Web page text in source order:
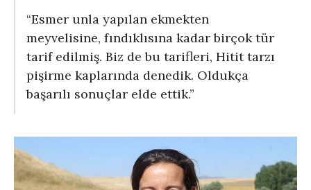
“Esmer unla yapılan ekmekten
meyvelisine, fındıklısına kadar birçok tür
tarif edilmiş. Biz de bu tarifleri, Hitit tarzı
pişirme kaplarında denedik. Oldukça
başarılı sonuçlar elde ettik.”